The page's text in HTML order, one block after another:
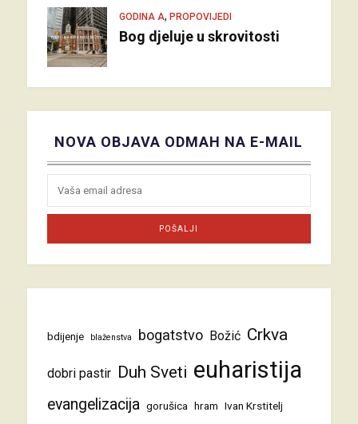
GODINA A, PROPOVIJEDI
Bog djeluje u skrovitosti
NOVA OBJAVA ODMAH NA E-MAIL
bdijenje blaženstva bogatstvo Božić Crkva
dobri pastir Duh Sveti euharistija
evangelizacija gorušica hram Ivan Krstitelj